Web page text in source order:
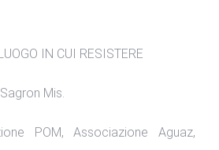
IN CUI RESISTERE
Mis.
POM, Associazione Aguaz,